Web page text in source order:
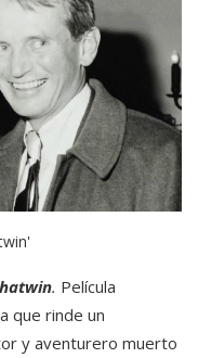
. Película
que rinde un
y aventurero muerto